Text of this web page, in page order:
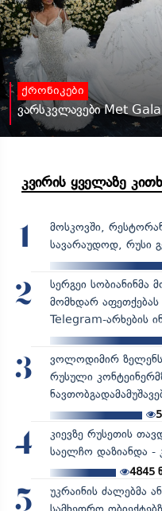
ქრონიკები
ვარსკვლავები Met
კვირის ყველაზე
1
მოსკოვში,
სავარაუდოდ, რუსი
2
სერგეი სობიანინმა
მომხდარ
Telegram-არხების
3
ვოლოდიმირ
რუსული
4
კიევზე რუსეთის
საელჩო დაზიანდა -
4845
5
უკრაინის ძალებმა